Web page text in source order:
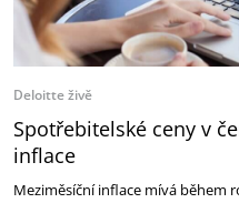
Deloitte živě
Spotřebitelské ceny v
inflace
Meziměsíční inflace mívá během